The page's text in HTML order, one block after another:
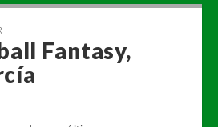
Fantasy,